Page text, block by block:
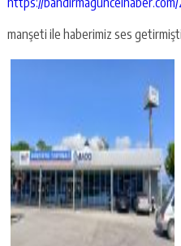
manşeti ile haberimiz ses